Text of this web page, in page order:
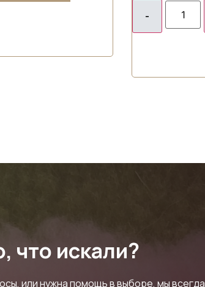
что искали?
или нужна помощь в выборе, мы всегда